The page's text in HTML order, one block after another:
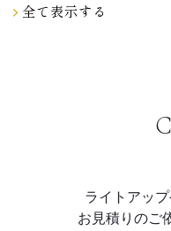
全て表示する
ライトアッ
お見積りのご